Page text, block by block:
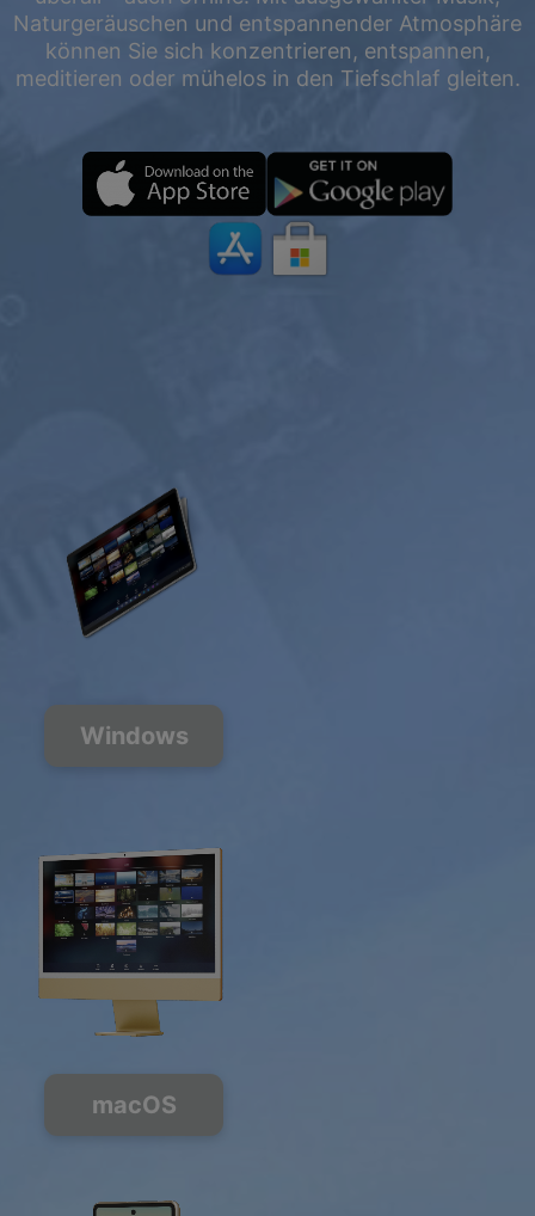
Naturgeräuschen und entspannender Atmosphäre
können Sie sich konzentrieren, entspannen,
meditieren oder mühelos in den Tiefschlaf gleiten.
Windows
macOS